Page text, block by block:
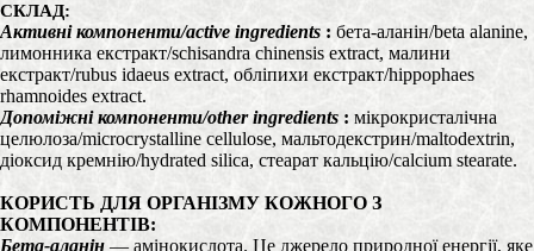
СКЛАД:
Активні компоненти/active ingredients : бета-аланін/beta alanine,
лимонника екстракт/schisandra chinensis extract, малини
екстракт/rubus idaeus extract, обліпихи екстракт/hіppophaes
rhamnoides extract.
Допоміжні компоненти/other ingredients : мікрокристалічна
целюлоза/microcrystalline cellulose, мальтодекстрин/maltodextrin,
діоксид кремнію/hydrated silica, стеарат кальцію/calcium stearate.
КОРИСТЬ ДЛЯ ОРГАНІЗМУ КОЖНОГО З
КОМПОНЕНТІВ:
Бета-аланін— амінокислота. Це джерело природної енергії, яке